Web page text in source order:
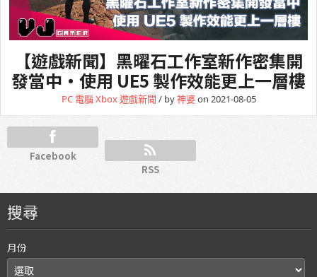
【遊戲新聞】黑曜石工作室新作密集開
發當中・使用 UE5 製作效能更上一層樓
PC 電腦Xbox遊戲新聞 / by神婆on 2021-08-05
Facebook
RSS
搜尋
月份